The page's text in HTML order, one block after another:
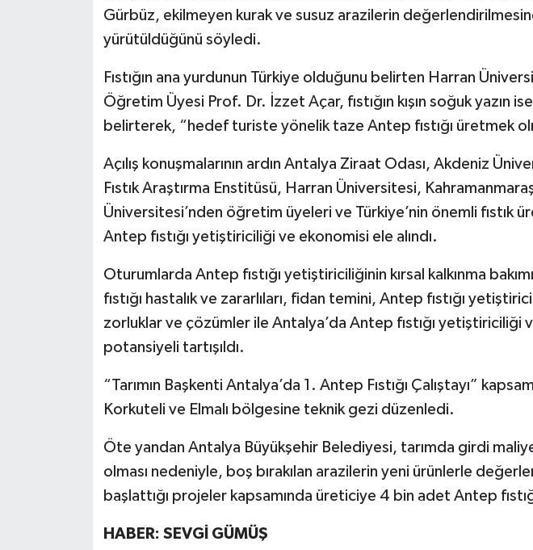
Gürbüz, ekilmeyen kurak ve susuz arazilerin
yürütüldüğünü söyledi.
Fıstığın ana yurdunun Türkiye olduğunu belirten Harran
Öğretim Üyesi Prof. Dr. İzzet Açar, fıstığın kışın soğuk yazın
belirterek, “hedef turiste yönelik taze Antep fıstığı üretmek
Açılış konuşmalarının ardın Antalya Ziraat Odası, Akdeniz
Fıstık Araştırma Enstitüsü, Harran Üniversitesi,
Üniversitesi’nden öğretim üyeleri ve Türkiye’nin önemli fıstık
Antep fıstığı yetiştiriciliği ve ekonomisi ele alındı.
Oturumlarda Antep fıstığı yetiştiriciliğinin kırsal kalkınma
fıstığı hastalık ve zararlıları, fidan temini, Antep fıstığı
zorluklar ve çözümler ile Antalya’da Antep fıstığı yetiştiriciliği
potansiyeli tartışıldı.
“Tarımın Başkenti Antalya’da 1. Antep Fıstığı Çalıştayı”
Korkuteli ve Elmalı bölgesine teknik gezi düzenledi.
Öte yandan Antalya Büyükşehir Belediyesi, tarımda girdi
olması nedeniyle, boş bırakılan arazilerin yeni ürünlerle
başlattığı projeler kapsamında üreticiye 4 bin adet Antep
HABER: SEVGİ GÜMÜŞ